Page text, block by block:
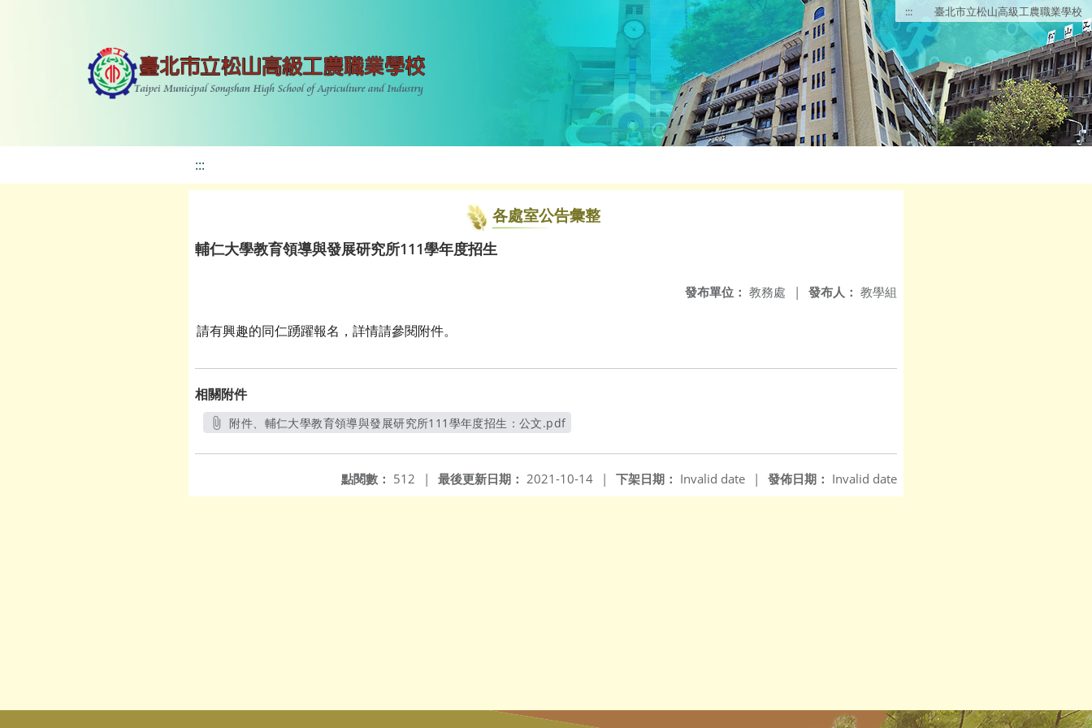
::: 臺北市立松山高級工農職業學校
:::
各處室公告彙整
輔仁大學教育領導與發展研究所111學年度招生
發布人： 教學組
發布單位： 教務處 |
請有興趣的同仁踴躍報名，詳情請參閱附件。
相關附件
附件、輔仁大學教育領導與發展研究所111學年度招生：公文.pdf
發佈日期： Invalid date
下架日期： Invalid date |
最後更新日期： 2021-10-14 |
點閱數： 512 |